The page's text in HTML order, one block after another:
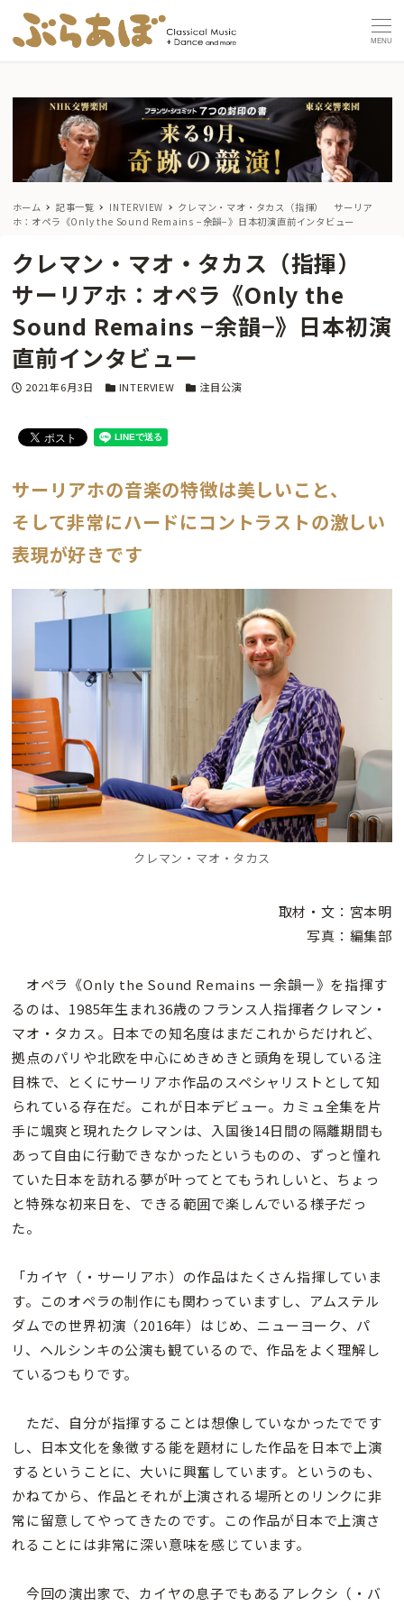
MENU
ホーム 記事一覧 INTERVIEW クレマン・マオ・タカス（指揮） サーリア
ホ：オペラ《Only the Sound Remains −余韻−》日本初演直前インタビュー
クレマン・マオ・タカス（指揮）
サーリアホ：オペラ《Only the
Sound Remains −余韻−》日本初演
直前インタビュー
投稿日
2021年6月3日 カテゴリー
INTERVIEW カテゴリー
注目公演
サーリアホの音楽の特徴は美しいこと、
そして非常にハードにコントラストの激しい
表現が好きです
クレマン・マオ・タカス
取材・文：宮本明
写真：編集部
オペラ《Only the Sound Remains ー余韻ー》を指揮す
るのは、1985年生まれ36歳のフランス人指揮者クレマン・
マオ・タカス。日本での知名度はまだこれからだけれど、
拠点のパリや北欧を中心にめきめきと頭角を現している注
目株で、とくにサーリアホ作品のスペシャリストとして知
られている存在だ。これが日本デビュー。カミュ全集を片
手に颯爽と現れたクレマンは、入国後14日間の隔離期間も
あって自由に行動できなかったというものの、ずっと憧れ
ていた日本を訪れる夢が叶ってとてもうれしいと、ちょっ
と特殊な初来日を、できる範囲で楽しんでいる様子だっ
た。
「カイヤ（・サーリアホ）の作品はたくさん指揮していま
す。このオペラの制作にも関わっていますし、アムステル
ダムでの世界初演（2016年）はじめ、ニューヨーク、パ
リ、ヘルシンキの公演も観ているので、作品をよく理解し
ているつもりです。
ただ、自分が指揮することは想像していなかったでです
し、日本文化を象徴する能を題材にした作品を日本で上演
するということに、大いに興奮しています。というのも、
かねてから、作品とそれが上演される場所とのリンクに非
常に留意してやってきたのです。この作品が日本で上演さ
れることには非常に深い意味を感じています。
今回の演出家で、カイヤの息子でもあるアレクシ（・バ